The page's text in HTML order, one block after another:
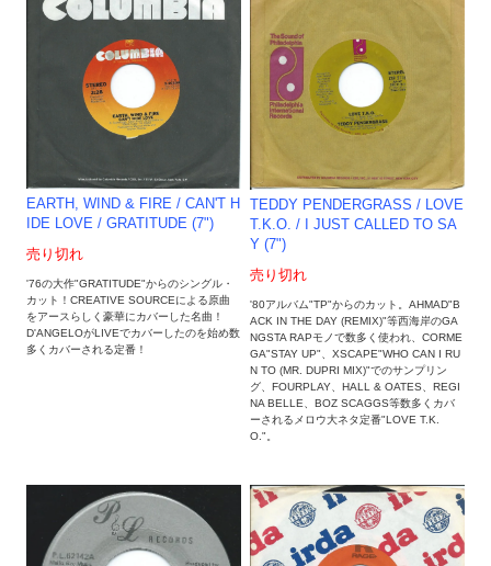
EARTH, WIND & FIRE / CAN'T H
IDE LOVE / GRATITUDE (7")
売り切れ
'76の大作"GRATITUDE"からのシングル・
カット！CREATIVE SOURCEによる原曲
をアースらしく豪華にカバーした名曲！
D'ANGELOがLIVEでカバーしたのを始め数
多くカバーされる定番！
TEDDY PENDERGRASS / LOVE
T.K.O. / I JUST CALLED TO SA
Y (7")
売り切れ
'80アルバム"TP"からのカット。AHMAD"B
ACK IN THE DAY (REMIX)"等西海岸のGA
NGSTA RAPモノで数多く使われ、CORME
GA"STAY UP"、XSCAPE"WHO CAN I RU
N TO (MR. DUPRI MIX)"でのサンプリン
グ、FOURPLAY、HALL & OATES、REGI
NA BELLE、BOZ SCAGGS等数多くカバ
ーされるメロウ大ネタ定番"LOVE T.K.
O."。